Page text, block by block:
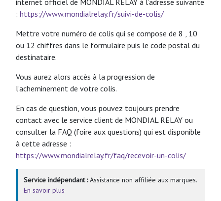
: https://www.mondialrelay.fr/suivi-de-colis/
Mettre votre numéro de colis qui se compose de 8 , 10
ou 12 chiffres dans le formulaire puis le code postal du
destinataire.
Vous aurez alors accès à la progression de
l’acheminement de votre colis.
En cas de question, vous pouvez toujours prendre
contact avec le service client de MONDIAL RELAY ou
consulter la FAQ (foire aux questions) qui est disponible
à cette adresse :
https://www.mondialrelay.fr/faq/recevoir-un-colis/
Service indépendant :Assistance non affiliée aux marques.
En savoir plus